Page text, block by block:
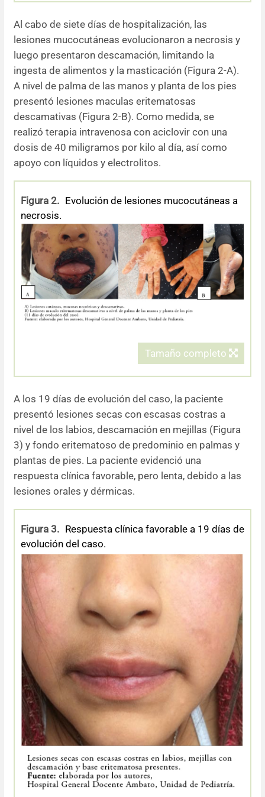
Al cabo de siete días de hospitalización, las
lesiones mucocutáneas evolucionaron a necrosis y
luego presentaron descamación, limitando la
ingesta de alimentos y la masticación (Figura 2-A).
A nivel de palma de las manos y planta de los pies
presentó lesiones maculas eritematosas
descamativas (Figura 2-B). Como medida, se
realizó terapia intravenosa con aciclovir con una
dosis de 40 miligramos por kilo al día, así como
apoyo con líquidos y electrolitos.
Figura 2. Evolución de lesiones mucocutáneas a
necrosis.
Tamaño completo
A los 19 días de evolución del caso, la paciente
presentó lesiones secas con escasas costras a
nivel de los labios, descamación en mejillas (Figura
3) y fondo eritematoso de predominio en palmas y
plantas de pies. La paciente evidenció una
respuesta clínica favorable, pero lenta, debido a las
lesiones orales y dérmicas.
Figura 3. Respuesta clínica favorable a 19 días de
evolución del caso.